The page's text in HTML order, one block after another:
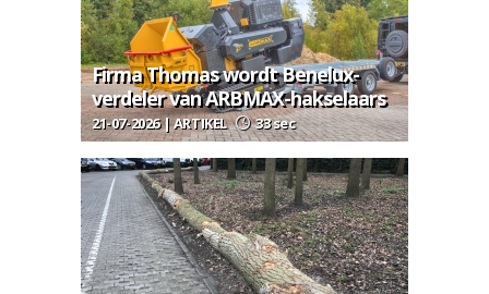
Firma Thomas wordt Benelux-
verdeler van ARBMAX-hakselaars
21-07-2026 | ARTIKEL 33 sec